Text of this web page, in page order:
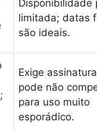
Disponibilidade
limitada; datas
são ideais.
Exige
pode não
para uso muito
esporádico.